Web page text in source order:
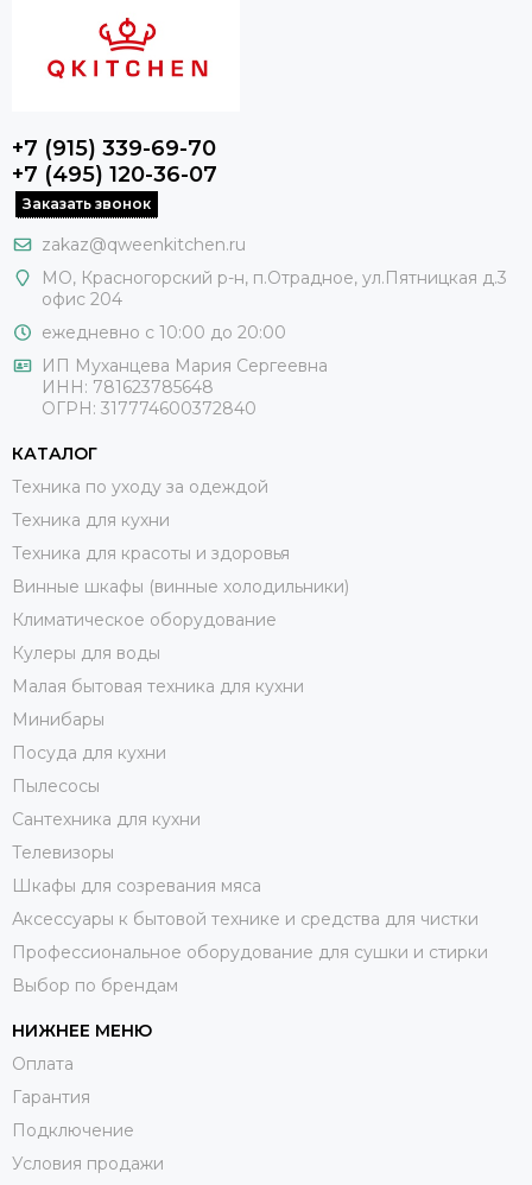
+7 (915) 339-69-70
+7 (495) 120-36-07
Заказать звонок
zakaz@qweenkitchen.ru
МО, Красногорский р-н, п.Отрадное, ул.Пятницкая д.3
офис 204
ежедневно с 10:00 до 20:00
ИП Муханцева Мария Сергеевна
ИНН: 781623785648
ОГРН: 317774600372840
КАТАЛОГ
Техника по уходу за одеждой
Техника для кухни
Техника для красоты и здоровья
Винные шкафы (винные холодильники)
Климатическое оборудование
Кулеры для воды
Малая бытовая техника для кухни
Минибары
Посуда для кухни
Пылесосы
Сантехника для кухни
Телевизоры
Шкафы для созревания мяса
Аксессуары к бытовой технике и средства для чистки
Профессиональное оборудование для сушки и стирки
Выбор по брендам
НИЖНЕЕ МЕНЮ
Оплата
Гарантия
Подключение
Условия продажи